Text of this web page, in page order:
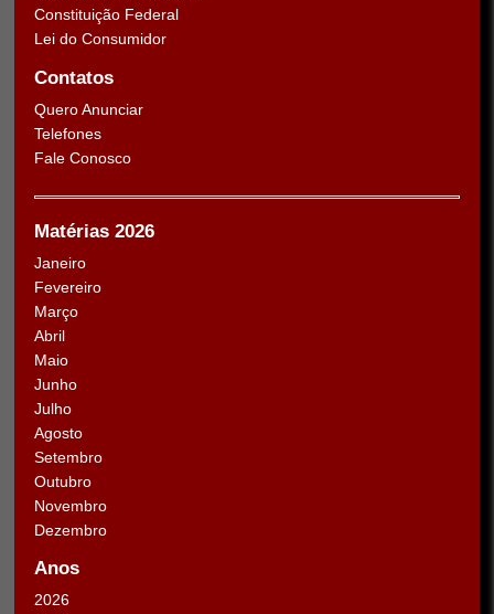
Constituição Federal
Lei do Consumidor
Contatos
Quero Anunciar
Telefones
Fale Conosco
Matérias 2026
Janeiro
Fevereiro
Março
Abril
Maio
Junho
Julho
Agosto
Setembro
Outubro
Novembro
Dezembro
Anos
2026